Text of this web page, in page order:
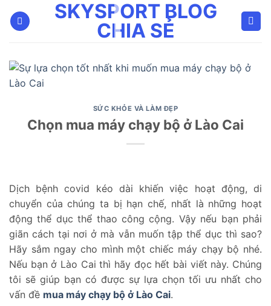
qua
SKYSPORT BLOG
CHIA SẺ
SỨC KHỎE VÀ LÀM ĐẸP
Chọn mua máy chạy bộ ở Lào Cai
Dịch bệnh covid kéo dài khiến việc hoạt động, di
chuyển của chúng ta bị hạn chế, nhất là những hoạt
động thể dục thể thao công cộng. Vậy nếu bạn phải
giãn cách tại nơi ở mà vẫn muốn tập thể dục thì sao?
Hãy sắm ngay cho mình một chiếc máy chạy bộ nhé.
Nếu bạn ở Lào Cai thì hãy đọc hết bài viết này. Chúng
tôi sẽ giúp bạn có được sự lựa chọn tối ưu nhất cho
vấn đề mua máy chạy bộ ở Lào Cai.